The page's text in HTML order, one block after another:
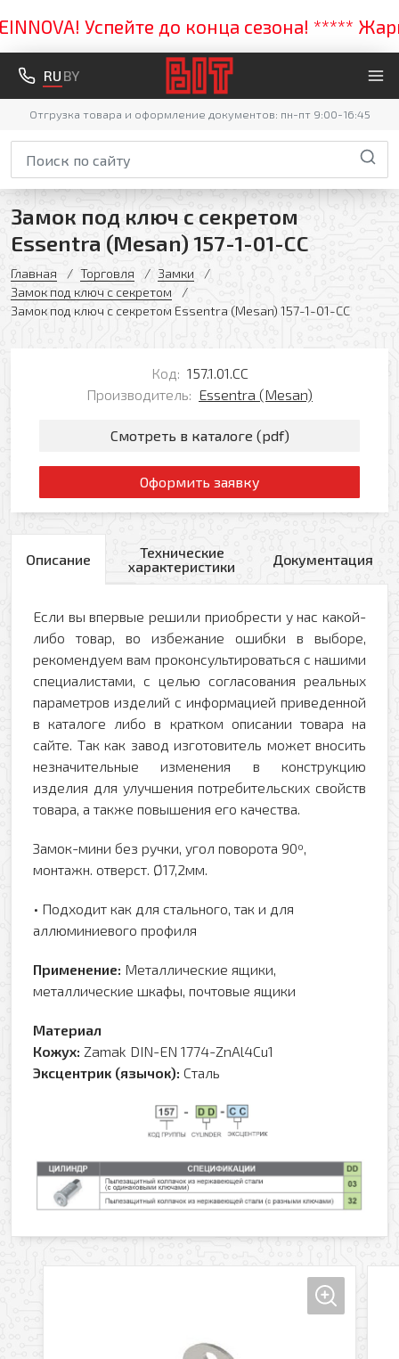
Успейте до конца сезона! *****
RU BY
Отгрузка товара и оформление документов: пн-пт 9:00-16:45
Замок под ключ с секретом
Essentra (Mesan) 157-1-01-CC
Главная Торговля
Замки
Замок под ключ с секретом
Замок под ключ с секретом Essentra (Mesan) 157-1-01-CC
Код: 157.1.01.CC
Производитель: Essentra (Mesan)
Смотреть в каталоге (pdf)
Оформить заявку
Описание
Технические
характеристики
Документация
Если вы впервые решили приобрести у нас какой-
либо товар, во избежание ошибки в выборе,
рекомендуем вам проконсультироваться с нашими
специалистами, с целью согласования реальных
параметров изделий с информацией приведенной
в каталоге либо в кратком описании товара на
сайте. Так как завод изготовитель может вносить
незначительные изменения в конструкцию
изделия для улучшения потребительских свойств
товара, а также повышения его качества.
Замок-мини без ручки, угол поворота 90º,
монтажн. отверст. Ø17,2мм.
• Подходит как для стального, так и для
аллюминиевого профиля
Применение: Металлические ящики,
металлические шкафы, почтовые ящики
Материал
Кожух: Zamak DIN-EN 1774-ZnAl4Cu1
Эксцентрик (язычок): Сталь